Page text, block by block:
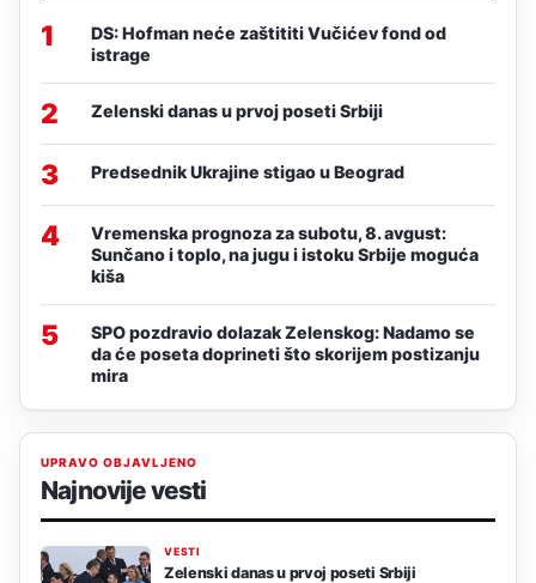
1
DS: Hofman neće zaštititi Vučićev fond od
istrage
2 Zelenski danas u prvoj poseti Srbiji
3 Predsednik Ukrajine stigao u Beograd
4
Vremenska prognoza za subotu, 8. avgust:
Sunčano i toplo, na jugu i istoku Srbije moguća
kiša
5
SPO pozdravio dolazak Zelenskog: Nadamo se
da će poseta doprineti što skorijem postizanju
mira
UPRAVO OBJAVLJENO
Najnovije vesti
VESTI
Zelenski danas u prvoj poseti Srbiji